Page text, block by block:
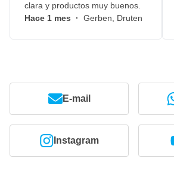
clara y productos muy buenos.
Hace 1 mes · Gerben, Druten
E-mail
Instagram